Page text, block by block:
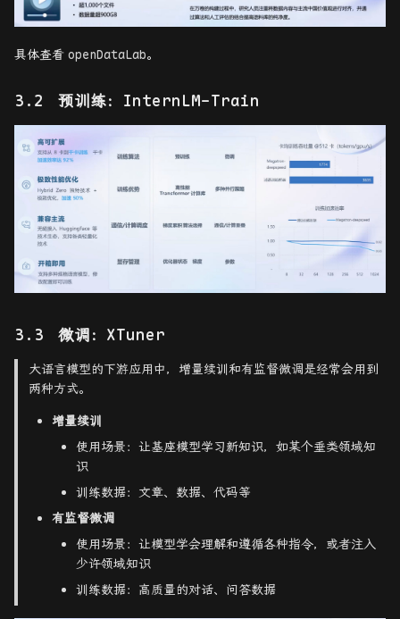
具体查看 openDataLab。
预训练：InternLM-Train
微调：XTuner
大语言模型的下游应用中，增量续训和有监督微调是经常会用到
两种方式。
增量续训
使用场景：让基座模型学习新知识，如某个垂类领域知
识
训练数据：文章、数据、代码等
有监督微调
使用场景：让模型学会理解和遵循各种指令，或者注入
少许领域知识
训练数据：高质量的对话、问答数据